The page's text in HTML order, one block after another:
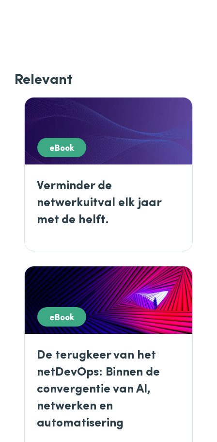
Relevant
eBook
Verminder de
netwerkuitval elk jaar
met de helft.
eBook
De terugkeer van het
netDevOps: Binnen de
convergentie van AI,
netwerken en
automatisering